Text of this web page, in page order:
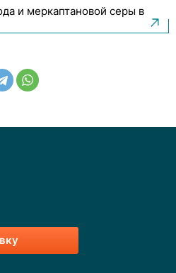
и меркаптановой серы в